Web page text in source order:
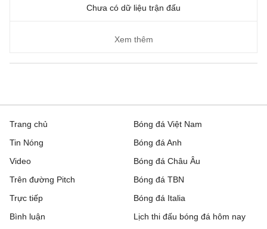
Chưa có dữ liệu trận đấu
Xem thêm
Trang chủ
Tin Nóng
Video
Trên đường Pitch
Trực tiếp
Bóng đá Việt Nam
Bóng đá Anh
Bóng đá Châu Âu
Bóng đá TBN
Bóng đá Italia
Bình luận
Lịch thi đấu bóng đá hôm nay